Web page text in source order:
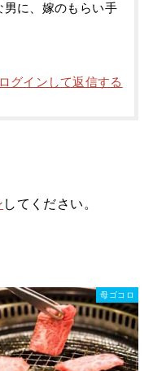
男に、嫁のもらい手
ログインして返信する
してください。
母ゴコロ